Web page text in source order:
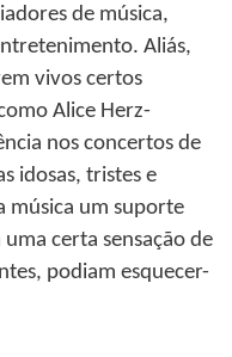
de música,
Aliás,
vivos certos
Alice Herz-
nos concertos de
idosas, tristes e
música um suporte
certa sensação de
podiam esquecer-